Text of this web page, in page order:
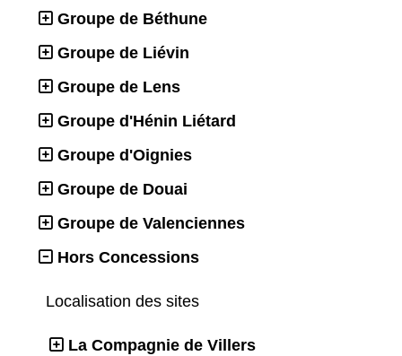
Groupe de Béthune
Groupe de Liévin
Groupe de Lens
Groupe d'Hénin Liétard
Groupe d'Oignies
Groupe de Douai
Groupe de Valenciennes
Hors Concessions
Localisation des sites
La Compagnie de Villers